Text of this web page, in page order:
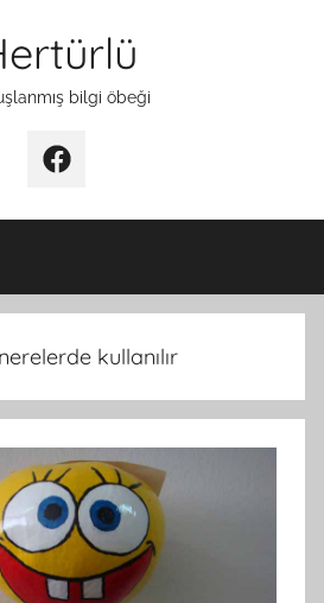
bilgi öbeği
Facebook
kullanılır